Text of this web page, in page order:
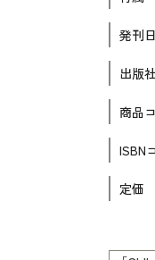
日本事情
定期刊行物
発刊日
出版
商品
ISBN
定価